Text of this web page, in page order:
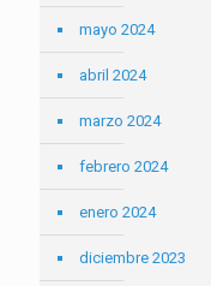
mayo 2024
abril 2024
marzo 2024
febrero 2024
enero 2024
diciembre 2023